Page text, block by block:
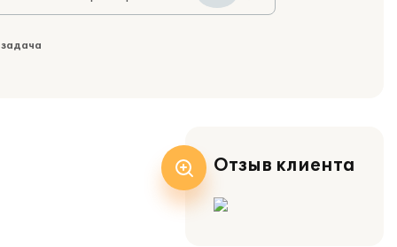
Отзыв клиента